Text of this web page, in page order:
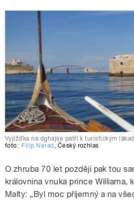
Vyjížďka na dghajse patří k turistickým
foto: Filip Nerad , Český rozhlas
O zhruba 70 let později pak tou
královnina vnuka prince Williama,
Malty: „Byl moc příjemný a na